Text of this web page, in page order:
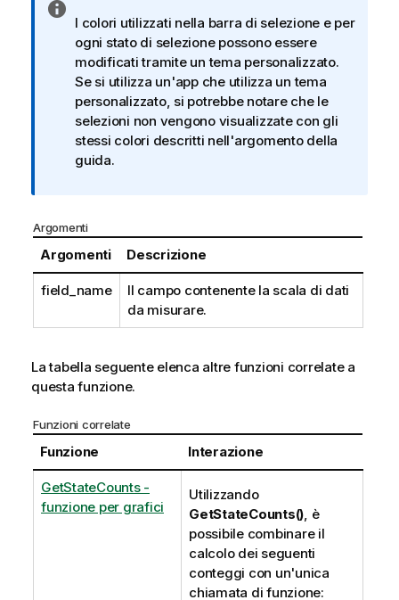
o
t
a
i
n
f
o
r
t
i
c
I colori utilizzati nella barra di selezione e per
ogni stato di selezione possono essere
modificati tramite un tema personalizzato.
Se si utilizza un'app che utilizza un tema
personalizzato, si potrebbe notare che le
selezioni non vengono visualizzate con gli
stessi colori descritti nell'argomento della
guida.
Argomenti
Argomenti Descrizione
field_name
Il campo contenente la scala di dati
da misurare.
La tabella seguente elenca altre funzioni correlate a
questa funzione.
Funzioni correlate
Funzione Interazione
GetStateCounts -
funzione per grafici
Utilizzando
GetStateCounts() , è
possibile combinare il
calcolo dei seguenti
conteggi con un'unica
chiamata di funzione: